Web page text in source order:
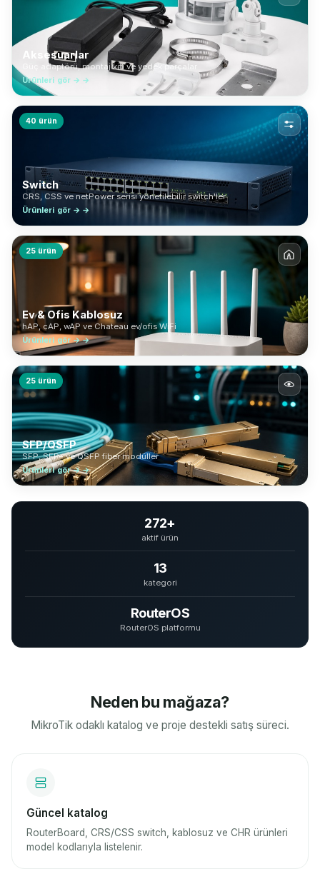
Aksesuarlar
Güç adaptörü, montaj kiti ve yedek parçalar
Ürünleri gör → →
40 ürün
Switch
CRS, CSS ve netPower serisi yönetilebilir switch'ler
Ürünleri gör → →
25 ürün
Ev & Ofis Kablosuz
hAP, cAP, wAP ve Chateau ev/ofis WiFi
Ürünleri gör → →
25 ürün
SFP/QSFP
SFP, SFP+ ve QSFP fiber modüller
Ürünleri gör → →
272+
aktif ürün
13
kategori
RouterOS
RouterOS platformu
Neden bu mağaza?
MikroTik odaklı katalog ve proje destekli satış süreci.
Güncel katalog
RouterBoard, CRS/CSS switch, kablosuz ve CHR ürünleri
model kodlarıyla listelenir.